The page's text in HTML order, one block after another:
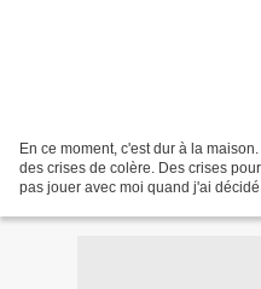
En ce moment, c'est dur à la
des crises de colère. Des crises
pas jouer avec moi quand j'ai